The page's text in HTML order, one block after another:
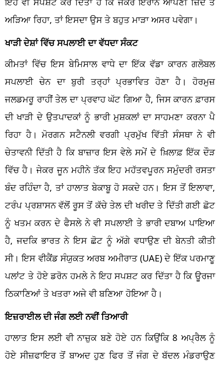
ਅੜਿਆ ਰਿਹਾ, ਤਾਂ ਇਸਦਾ ਉਸ ਤੇ ਬਹੁਤ ਮਾੜਾ ਅਸਰ ਪਵੇਗਾ।
ਖਾੜੀ ਦੇਸ਼ਾਂ ਵਿੱਚ ਸਪਲਾਈ ਦਾ ਵੱਧਦਾ ਸੰਕਟ
ਕੀਮਤਾਂ ਵਿੱਚ ਇਸ ਬੇਮਿਸਾਲ ਵਾਧੇ ਦਾ ਇੱਕ ਵੱਡਾ ਕਾਰਨ ਗਲੋਬਲ
ਸਪਲਾਈ ਚੇਨ ਦਾ ਬੁਰੀ ਤਰ੍ਹਾਂ ਪ੍ਰਭਾਵਿਤ ਹੋਣਾ ਹੈ। ਹੋਰਮੁਜ਼
ਜਲਡਮਰੂ ਰਾਹੀਂ ਤੇਲ ਦਾ ਪ੍ਰਵਾਹ ਘੱਟ ਗਿਆ ਹੈ, ਜਿਸ ਕਾਰਨ ਫ਼ਾਰਸ
ਦੀ ਖਾੜੀ ਦੇ ਉਤਪਾਦਕਾਂ ਨੂੰ ਭਾਰੀ ਮੁਸ਼ਕਲਾਂ ਦਾ ਸਾਹਮਣਾ ਕਰਨਾ ਪੈ
ਰਿਹਾ ਹੈ। ਮੋਰਗਨ ਸਟੈਨਲੀ ਵਰਗੀ ਪ੍ਰਮੁੱਖ ਵਿੱਤੀ ਸੰਸਥਾ ਨੇ ਵੀ
ਚੇਤਾਵਨੀ ਦਿੱਤੀ ਹੈ ਕਿ ਬਾਜ਼ਾਰ ਇਸ ਵੇਲੇ ਸਮੇਂ ਦੇ ਖ਼ਿਲਾਫ਼ ਇੱਕ ਦੌੜ
ਵਿੱਚ ਹੈ। ਜੇਕਰ ਜੂਨ ਮਹੀਨੇ ਤੱਕ ਇਹ ਮਹੱਤਵਪੂਰਨ ਸਮੁੰਦਰੀ ਰਸਤਾ
ਬੰਦ ਰਹਿੰਦਾ ਹੈ, ਤਾਂ ਹਾਲਾਤ ਬੇਕਾਬੂ ਹੋ ਸਕਦੇ ਹਨ। ਇਸ ਤੋਂ ਇਲਾਵਾ,
ਟਰੰਪ ਪ੍ਰਸ਼ਾਸਨ ਵੱਲੋਂ ਰੂਸ ਤੋਂ ਕੱਚੇ ਤੇਲ ਦੀ ਖਰੀਦ ਤੇ ਦਿੱਤੀ ਗਈ ਛੋਟ
ਨੂੰ ਖਤਮ ਕਰਨ ਦੇ ਫੈਸਲੇ ਨੇ ਵੀ ਸਪਲਾਈ ਤੇ ਭਾਰੀ ਦਬਾਅ ਪਾਇਆ
ਹੈ, ਜਦਕਿ ਭਾਰਤ ਨੇ ਇਸ ਛੋਟ ਨੂੰ ਅੱਗੇ ਵਧਾਉਣ ਦੀ ਬੇਨਤੀ ਕੀਤੀ
ਸੀ। ਇਸ ਵੀਕੈਂਡ ਸੰਯੁਕਤ ਅਰਬ ਅਮੀਰਾਤ (UAE) ਦੇ ਇੱਕ ਪਰਮਾਣੂ
ਪਲਾਂਟ ਤੇ ਹੋਏ ਡਰੋਨ ਹਮਲੇ ਨੇ ਇਹ ਸਪਸ਼ਟ ਕਰ ਦਿੱਤਾ ਹੈ ਕਿ ਊਰਜਾ
ਠਿਕਾਣਿਆਂ ਤੇ ਖਤਰਾ ਅਜੇ ਵੀ ਬਣਿਆ ਹੋਇਆ ਹੈ।
ਇਜ਼ਰਾਈਲ ਦੀ ਜੰਗ ਲਈ ਨਵੀਂ ਤਿਆਰੀ
ਹਾਲਾਤ ਇਸ ਲਈ ਵੀ ਨਾਜ਼ੁਕ ਬਣੇ ਹੋਏ ਹਨ ਕਿਉਂਕਿ 8 ਅਪ੍ਰੈਲ ਨੂੰ
ਹੋਏ ਸੀਜ਼ਫਾਇਰ ਤੋਂ ਬਾਅਦ ਹੁਣ ਫਿਰ ਤੋਂ ਜੰਗ ਦੇ ਬੱਦਲ ਮੰਡਰਾਉਣ